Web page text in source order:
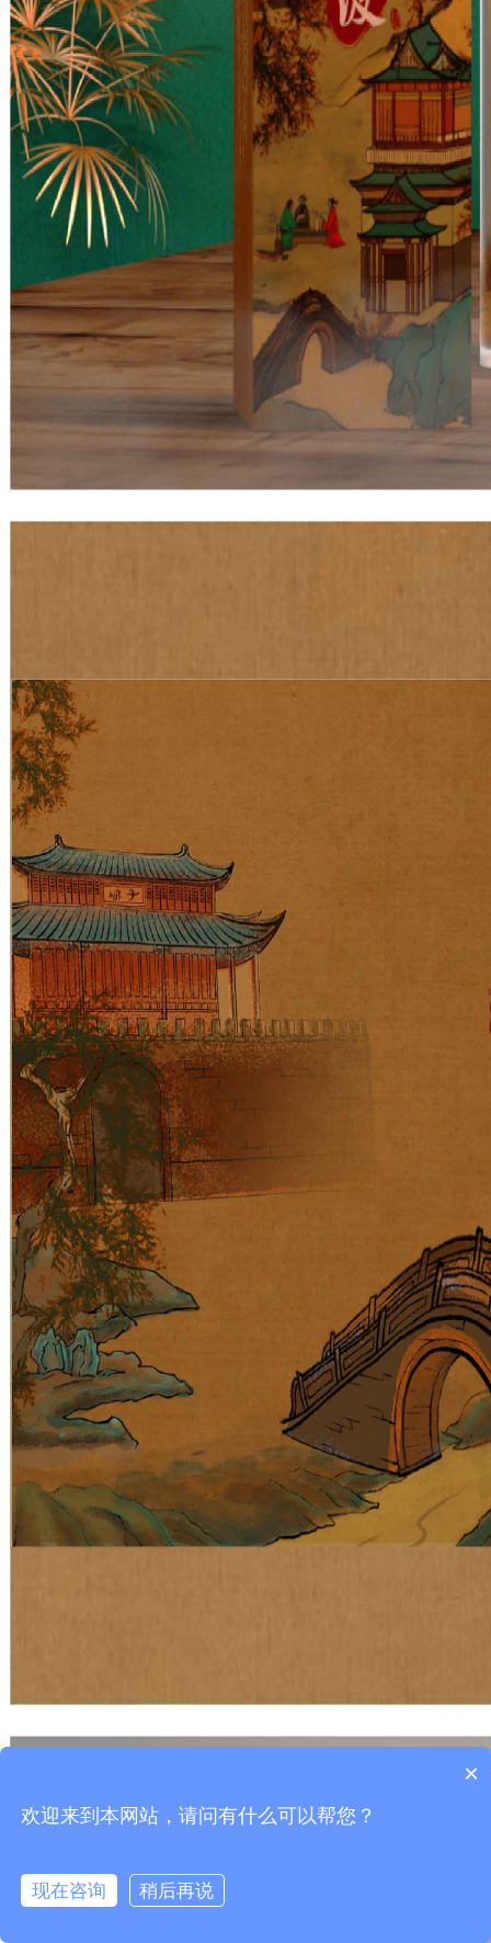
×
欢迎来到本网站，请问有什么可以帮您？
现在咨询 稍后再说